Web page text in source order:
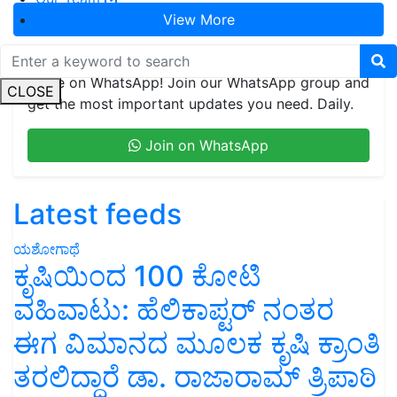
CLOSE
View More
We're on WhatsApp! Join our WhatsApp group and
get the most important updates you need. Daily.
Join on WhatsApp
Latest feeds
ಯಶೋಗಾಥೆ
ಕೃಷಿಯಿಂದ 100 ಕೋಟಿ
ವಹಿವಾಟು: ಹೆಲಿಕಾಪ್ಟರ್ ನಂತರ
ಈಗ ವಿಮಾನದ ಮೂಲಕ ಕೃಷಿ ಕ್ರಾಂತಿ
ತರಲಿದ್ದಾರೆ ಡಾ. ರಾಜಾರಾಮ್ ತ್ರಿಪಾಠಿ